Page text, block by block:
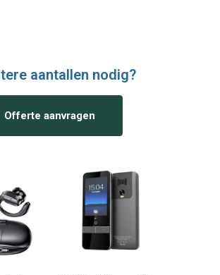
aantallen nodig?
Offerte aanvragen